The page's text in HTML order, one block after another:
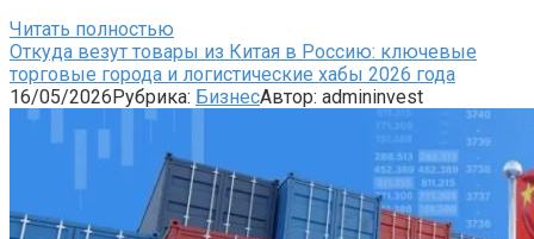
Читать полностью
Откуда везут товары из Китая в Россию: ключевые
торговые города и логистические хабы 2026 года
16/05/2026Рубрика: БизнесАвтор: admininvest